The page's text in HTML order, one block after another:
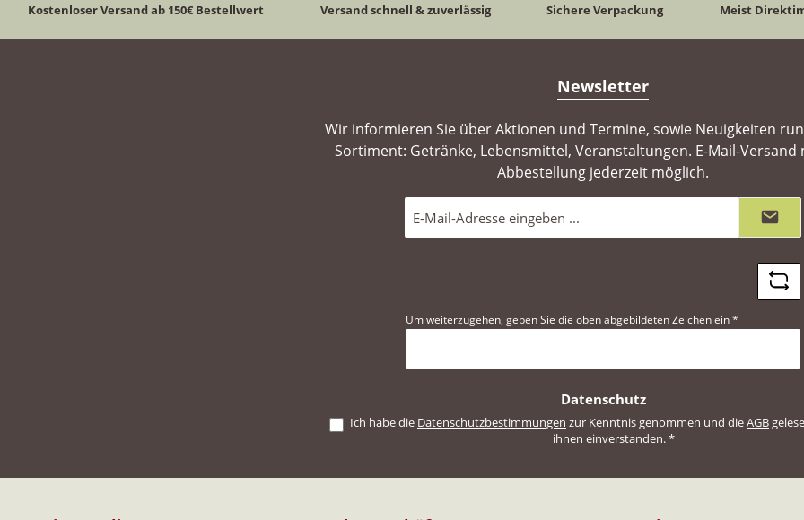
Kostenloser Versand ab 150€ Bestellwert Versand schnell & zuverlässig Sichere Verpackung Meist
Newsletter
Wir informieren Sie über Aktionen und Termine, sowie Neuigkeiten
Sortiment: Getränke, Lebensmittel, Veranstaltungen. E-Mail-Versand
Abbestellung jederzeit möglich.
Mail-
Adresse
Um weiterzugehen, geben Sie die oben abgebildeten Zeichen ein*
Datenschutz
Ich habe die Datenschutzbestimmungen zur Kenntnis genommen und dieAGB
ihnen einverstanden.*